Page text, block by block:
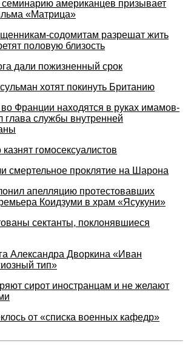
американцев призывает
«Матрица»
содомитам разрешат жить
половую близость
дали пожизненный срок
хотят покинуть Британию
Франции находятся в руках имамов-
глава службы внутренней
гомосексуалистов
смертельное проклятие на Шарона
апелляцию протестовавших
Коидзуми в храм «Ясукуни»
сектанты, поклонявшиеся
Александра Дворкина «Иван
тип»
сирот иностранцам и не желают
от «списка военных кафедр»